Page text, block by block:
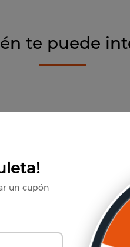
te puede
un cupón